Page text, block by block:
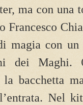
ma con una
magia con un
dei Maghi.
bacchetta
Nel